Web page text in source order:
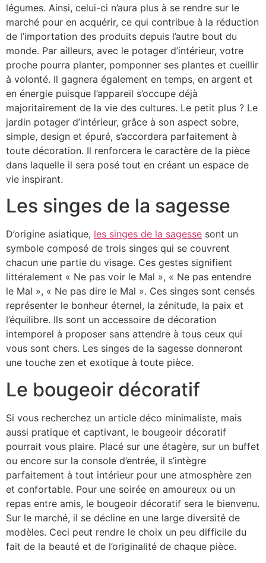
légumes. Ainsi, celui-ci n’aura plus à se rendre sur le
marché pour en acquérir, ce qui contribue à la réduction
de l’importation des produits depuis l’autre bout du
monde. Par ailleurs, avec le potager d’intérieur, votre
proche pourra planter, pomponner ses plantes et cueillir
à volonté. Il gagnera également en temps, en argent et
en énergie puisque l’appareil s’occupe déjà
majoritairement de la vie des cultures. Le petit plus ? Le
jardin potager d’intérieur, grâce à son aspect sobre,
simple, design et épuré, s’accordera parfaitement à
toute décoration. Il renforcera le caractère de la pièce
dans laquelle il sera posé tout en créant un espace de
vie inspirant.
Les singes de la sagesse
D’origine asiatique, les singes de la sagesse sont un
symbole composé de trois singes qui se couvrent
chacun une partie du visage. Ces gestes signifient
littéralement « Ne pas voir le Mal », « Ne pas entendre
le Mal », « Ne pas dire le Mal ». Ces singes sont censés
représenter le bonheur éternel, la zénitude, la paix et
l’équilibre. Ils sont un accessoire de décoration
intemporel à proposer sans attendre à tous ceux qui
vous sont chers. Les singes de la sagesse donneront
une touche zen et exotique à toute pièce.
Le bougeoir décoratif
Si vous recherchez un article déco minimaliste, mais
aussi pratique et captivant, le bougeoir décoratif
pourrait vous plaire. Placé sur une étagère, sur un buffet
ou encore sur la console d’entrée, il s’intègre
parfaitement à tout intérieur pour une atmosphère zen
et confortable. Pour une soirée en amoureux ou un
repas entre amis, le bougeoir décoratif sera le bienvenu.
Sur le marché, il se décline en une large diversité de
modèles. Ceci peut rendre le choix un peu difficile du
fait de la beauté et de l’originalité de chaque pièce.